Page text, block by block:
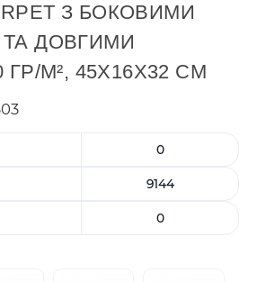
З БОКОВИМИ
ДОВГИМИ
М², 45X16X32 СМ
0
9144
0